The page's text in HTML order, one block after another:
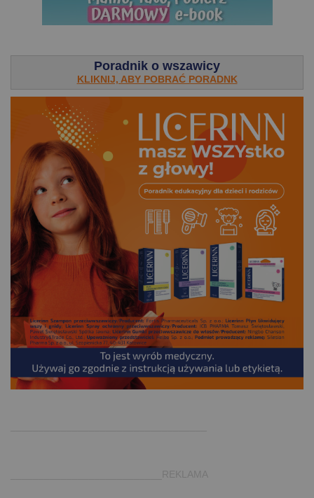
Poradnik o wszawicy
KLIKNIJ, ABY POBRAĆ PORADNK
___________________________REKLAMA